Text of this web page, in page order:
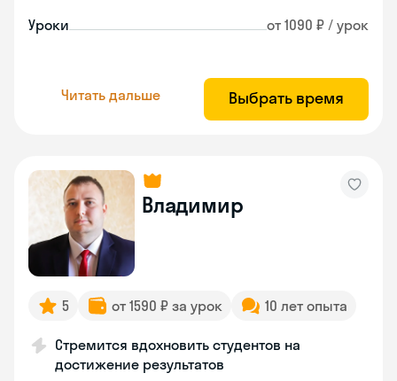
Уроки от 1090 ₽ / урок
Читать дальше Выбрать время
Владимир
5 от 1590 ₽ за урок 10 лет опыта
Стремится вдохновить студентов на
достижение результатов